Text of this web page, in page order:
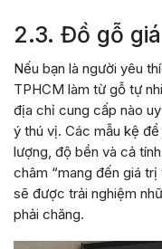
2.3. Đồ gỗ
Nếu bạn là người yêu
TPHCM làm từ gỗ tự
địa chỉ cung cấp nào
ý thú vị. Các mẫu kệ
lượng, độ bền và cả
châm “mang đến giá
sẽ được trải nghiệm
phải chăng.